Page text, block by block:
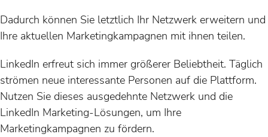
Dadurch können Sie letztlich Ihr Netzwerk erweitern und
Ihre aktuellen Marketingkampagnen mit ihnen teilen.
LinkedIn erfreut sich immer größerer Beliebtheit. Täglich
strömen neue interessante Personen auf die Plattform.
Nutzen Sie dieses ausgedehnte Netzwerk und die
LinkedIn Marketing-Lösungen, um Ihre
Marketingkampagnen zu fördern.